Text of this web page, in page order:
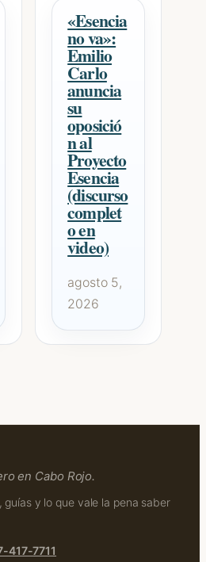
«Esencia
no va»:
Emilio
Carlo
anuncia
su
oposició
n al
Proyecto
Esencia
(discurso
complet
o en
video)
agosto 5,
2026
en Cabo Rojo.
y lo que vale la pena saber
417-7711